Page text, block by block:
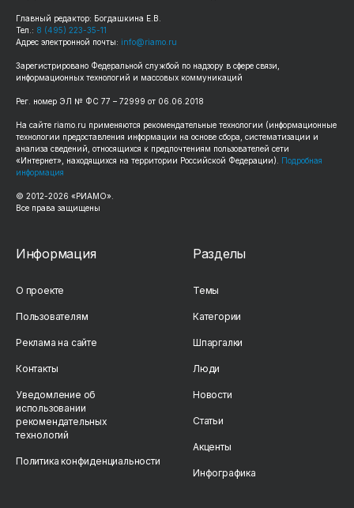
Главный редактор: Богдашкина Е.В.
Тел.: 8 (495) 223-35-11
Адрес электронной почты: info@riamo.ru
Зарегистрировано Федеральной службой по надзору в сфере связи,
информационных технологий и массовых коммуникаций
Рег. номер ЭЛ № ФС 77 – 72999 от 06.06.2018
На сайте riamo.ru применяются рекомендательные технологии (информационные
технологии предоставления информации на основе сбора, систематизации и
анализа сведений, относящихся к предпочтениям пользователей сети
«Интернет», находящихся на территории Российской Федерации). Подробная
информация
© 2012-2026 «РИАМО».
Все права защищены
Информация
О проекте
Пользователям
Реклама на сайте
Контакты
Уведомление об
использовании
рекомендательных
технологий
Политика конфиденциальности
Разделы
Темы
Категории
Шпаргалки
Люди
Новости
Статьи
Акценты
Инфографика